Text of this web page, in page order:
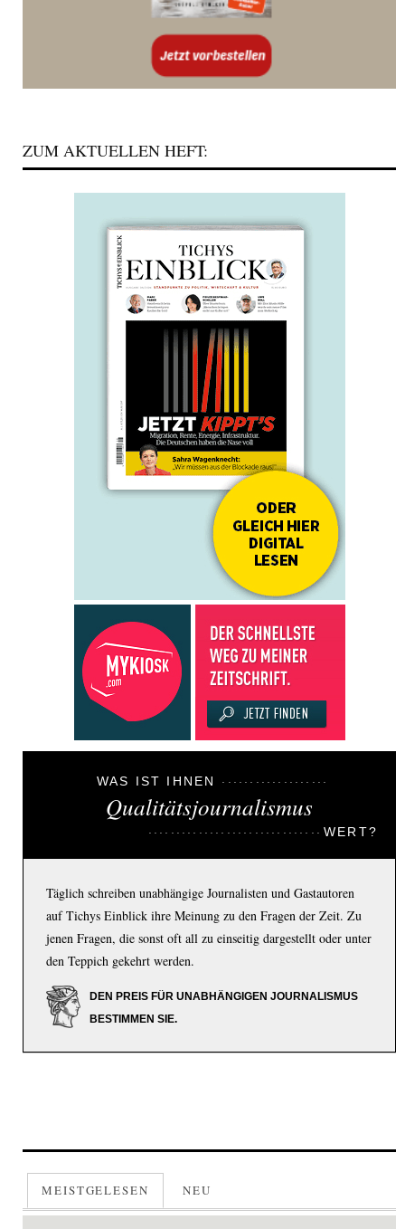
ZUM AKTUELLEN HEFT:
WAS IST IHNEN
Qualitätsjournalismus
WERT?
Täglich schreiben unabhängige Journalisten und Gastautoren
auf Tichys Einblick ihre Meinung zu den Fragen der Zeit. Zu
jenen Fragen, die sonst oft all zu einseitig dargestellt oder unter
den Teppich gekehrt werden.
DEN PREIS FÜR UNABHÄNGIGEN JOURNALISMUS
BESTIMMEN SIE.
MEISTGELESEN NEU